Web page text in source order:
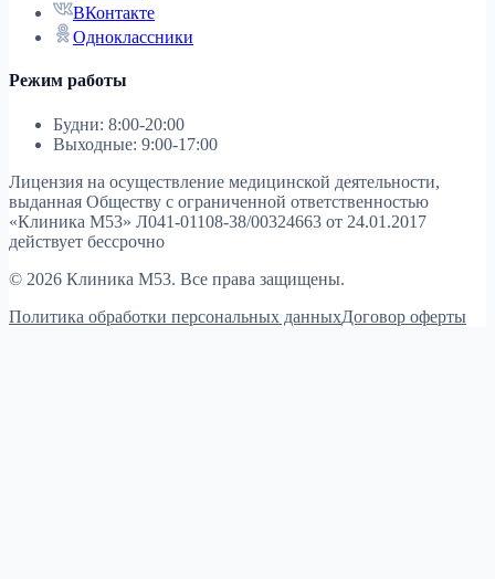
ВКонтакте
Одноклассники
Режим работы
Будни: 8:00-20:00
Выходные: 9:00-17:00
Лицензия на осуществление медицинской деятельности,
выданная Обществу с ограниченной ответственностью
«Клиника М53» Л041-01108-38/00324663 от 24.01.2017
действует бессрочно
© 2026 Клиника М53. Все права защищены.
Политика обработки персональных данныхДоговор оферты